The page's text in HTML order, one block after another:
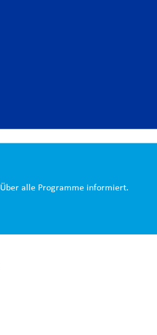
Über alle Programme informiert.